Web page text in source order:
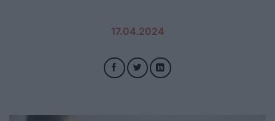
17.04.2024